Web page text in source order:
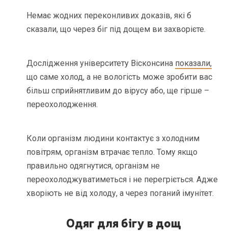
Немає жодних переконливих доказів, які б
сказали, що через біг під дощем ви захворієте.
Дослідження університету Вісконсина показали,
що саме холод, а не вологість може зробити вас
більш сприйнятливим до вірусу або, ще гірше –
переохолодження.
Коли організм людини контактує з холодним
повітрям, організм втрачає тепло. Тому якщо
правильно одягнутися, організм не
переохолоджуватиметься і не перегріється. Адже
хворіють не від холоду, а через поганий імунітет.
Одяг для бігу в дощ